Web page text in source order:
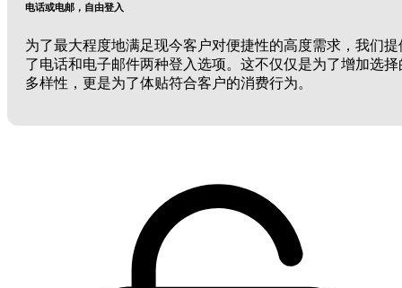
电话或电邮，自由登入
为了最大程度地满足现今客户对便捷性的高度需求，我们提
了电话和电子邮件两种登入选项。这不仅仅是为了增加选择
多样性，更是为了体贴符合客户的消费行为。